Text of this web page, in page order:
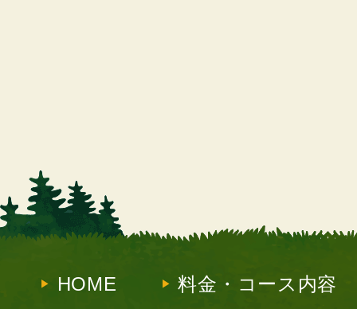
HOME 料金・コース内容